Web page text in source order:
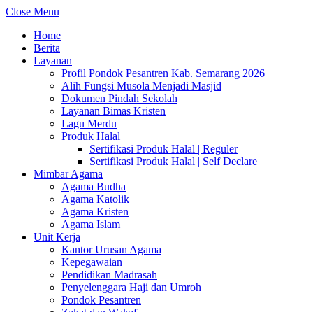
Close Menu
Home
Berita
Layanan
Profil Pondok Pesantren Kab. Semarang 2026
Alih Fungsi Musola Menjadi Masjid
Dokumen Pindah Sekolah
Layanan Bimas Kristen
Lagu Merdu
Produk Halal
Sertifikasi Produk Halal | Reguler
Sertifikasi Produk Halal | Self Declare
Mimbar Agama
Agama Budha
Agama Katolik
Agama Kristen
Agama Islam
Unit Kerja
Kantor Urusan Agama
Kepegawaian
Pendidikan Madrasah
Penyelenggara Haji dan Umroh
Pondok Pesantren